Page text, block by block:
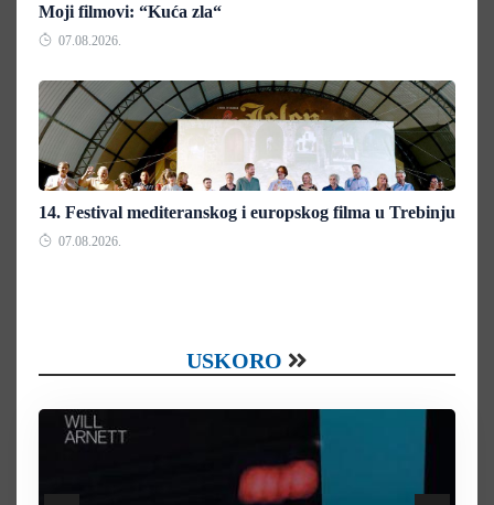
Moji filmovi: “Kuća zla“
07.08.2026.
14. Festival mediteranskog i europskog filma u Trebinju
07.08.2026.
USKORO